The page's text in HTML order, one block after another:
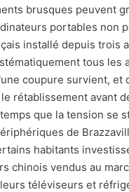
brusques peuvent
portables non
installé depuis trois
tous les
coupure survient, et
rétablissement avant
que la tension se
de
habitants
chinois vendus au
téléviseurs et